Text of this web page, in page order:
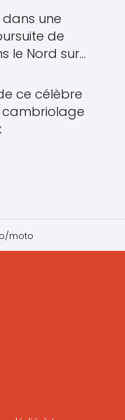
dans une
de
le Nord sur...
ce célèbre
cambriolage
moto